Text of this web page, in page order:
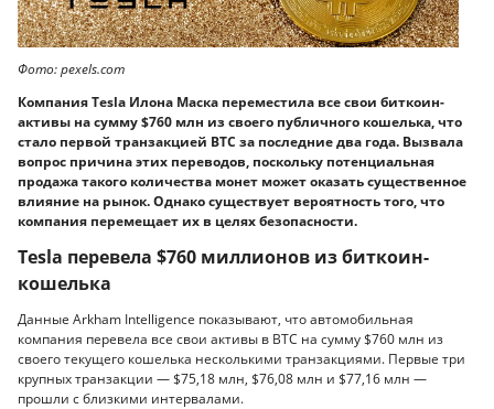
Фото: pexels.com
Компания Tesla Илона Маска переместила все свои биткоин-
активы на сумму $760 млн из своего публичного кошелька, что
стало первой транзакцией BTC за последние два года. Вызвала
вопрос причина этих переводов, поскольку потенциальная
продажа такого количества монет может оказать существенное
влияние на рынок. Однако существует вероятность того, что
компания перемещает их в целях безопасности.
Tesla перевела $760 миллионов из биткоин-
кошелька
Данные Arkham Intelligence показывают, что автомобильная
компания перевела все свои активы в BTC на сумму $760 млн из
своего текущего кошелька несколькими транзакциями. Первые три
крупных транзакции — $75,18 млн, $76,08 млн и $77,16 млн —
прошли с близкими интервалами.